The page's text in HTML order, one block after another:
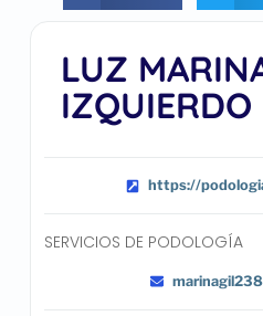
LUZ
IZQUIERDO
https://
SERVICIOS DE PODOLOGÍA